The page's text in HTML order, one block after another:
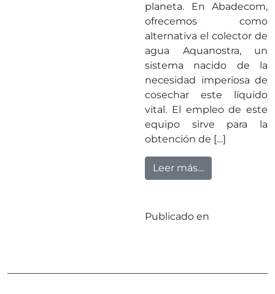
planeta. En Abadecom,
ofrecemos como
alternativa el colector de
agua Aquanostra, un
sistema nacido de la
necesidad imperiosa de
cosechar este líquido
vital. El empleo de este
equipo sirve para la
obtención de […]
Leer más…
Publicado en